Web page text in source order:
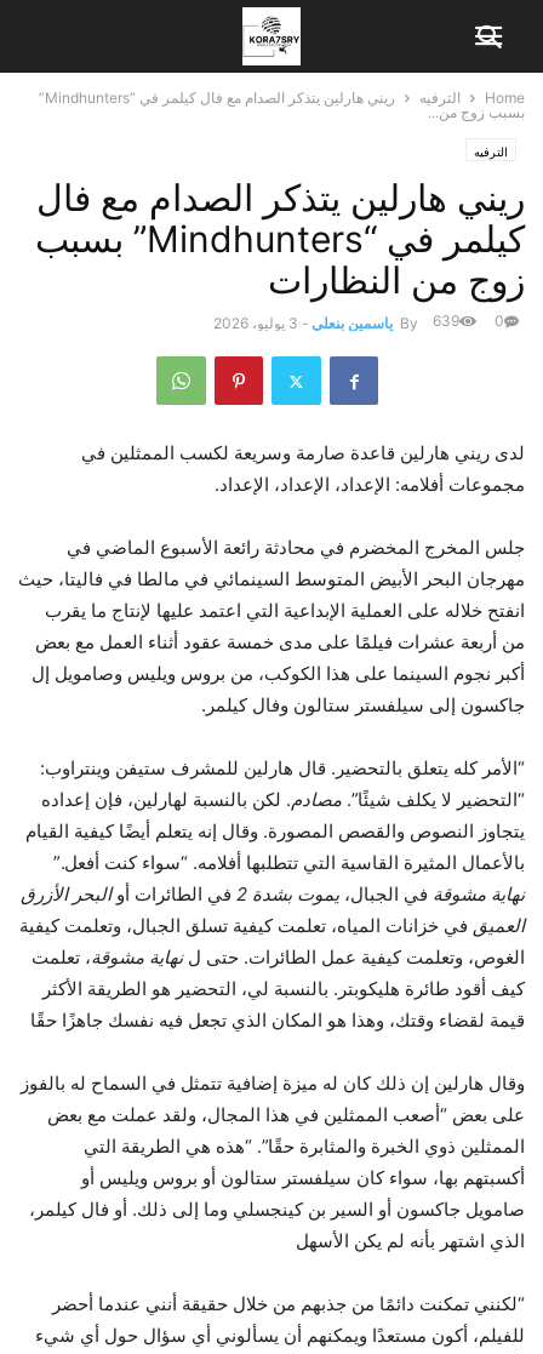
Home الترفيه
ريني هارلين يتذكر الصدام مع فال كيلمر في “Mindhunters”
بسبب زوج من...
الترفيه
ريني هارلين يتذكر الصدام مع فال
كيلمر في “Mindhunters” بسبب
زوج من النظارات
By ياسمين بنعلي - 3 يوليو، 2026 0
639
لدى ريني هارلين قاعدة صارمة وسريعة لكسب الممثلين في
مجموعات أفلامه: الإعداد، الإعداد، الإعداد.
جلس المخرج المخضرم في محادثة رائعة الأسبوع الماضي في
مهرجان البحر الأبيض المتوسط ​​السينمائي في مالطا في فاليتا، حيث
انفتح خلاله على العملية الإبداعية التي اعتمد عليها لإنتاج ما يقرب
من أربعة عشرات فيلمًا على مدى خمسة عقود أثناء العمل مع بعض
أكبر نجوم السينما على هذا الكوكب، من بروس ويليس وصامويل إل
جاكسون إلى سيلفستر ستالون وفال كيلمر.
“الأمر كله يتعلق بالتحضير. قال هارلين للمشرف ستيفن وينتراوب:
“التحضير لا يكلف شيئًا”. مصادم. لكن بالنسبة لهارلين، فإن إعداده
يتجاوز النصوص والقصص المصورة. وقال إنه يتعلم أيضًا كيفية القيام
بالأعمال المثيرة القاسية التي تتطلبها أفلامه. “سواء كنت أفعل.”
نهاية مشوقة في الجبال، يموت بشدة 2 في الطائرات أوالبحر الأزرق
العميق في خزانات المياه، تعلمت كيفية تسلق الجبال، وتعلمت كيفية
الغوص، وتعلمت كيفية عمل الطائرات. حتى لنهاية مشوقة، تعلمت
كيف أقود طائرة هليكوبتر. بالنسبة لي، التحضير هو الطريقة الأكثر
قيمة لقضاء وقتك، وهذا هو المكان الذي تجعل فيه نفسك جاهزًا حقًا
وقال هارلين إن ذلك كان له ميزة إضافية تتمثل في السماح له بالفوز
على بعض “أصعب الممثلين في هذا المجال، ولقد عملت مع بعض
الممثلين ذوي الخبرة والمثابرة حقًا”. “هذه هي الطريقة التي
أكسبتهم بها، سواء كان سيلفستر ستالون أو بروس ويليس أو
صامويل جاكسون أو السير بن كينجسلي وما إلى ذلك. أو فال كيلمر،
الذي اشتهر بأنه لم يكن الأسهل
“لكنني تمكنت دائمًا من جذبهم من خلال حقيقة أنني عندما أحضر
للفيلم، أكون مستعدًا ويمكنهم أن يسألوني أي سؤال حول أي شيء